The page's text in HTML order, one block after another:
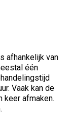
afhankelijk van
één
Vaak kan de
keer afmaken.